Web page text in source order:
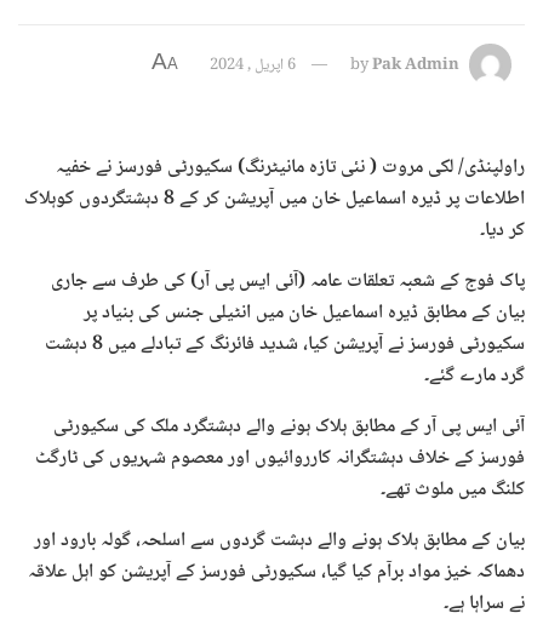
byPak Admin 6 اپریل , 2024 A
A
راولپنڈی/ لکی مروت ( نئی تازہ مانیٹرنگ) سکیورٹی فورسز نے خفیہ
اطلاعات پر ڈیرہ اسماعیل خان میں آپریشن کر کے 8 دہشتگردوں کوہلاک
کر دیا۔
پاک فوج کے شعبہ تعلقات عامہ (آئی ایس پی آر) کی طرف سے جاری
بیان کے مطابق ڈیرہ اسماعیل خان میں انٹیلی جنس کی بنیاد پر
سکیورٹی فورسز نے آپریشن کیا، شدید فائرنگ کے تبادلے میں 8 دہشت
گرد مارے گئے۔
آئی ایس پی آر کے مطابق ہلاک ہونے والے دہشتگرد ملک کی سکیورٹی
فورسز کے خلاف دہشتگرانہ کارروائیوں اور معصوم شہریوں کی ٹارگٹ
کلنگ میں ملوث تھے۔
بیان کے مطابق ہلاک ہونے والے دہشت گردوں سے اسلحہ، گولہ بارود اور
دھماکہ خیز مواد برآم کیا گیا، سکیورٹی فورسز کے آپریشن کو اہل علاقہ
نے سراہا ہے۔